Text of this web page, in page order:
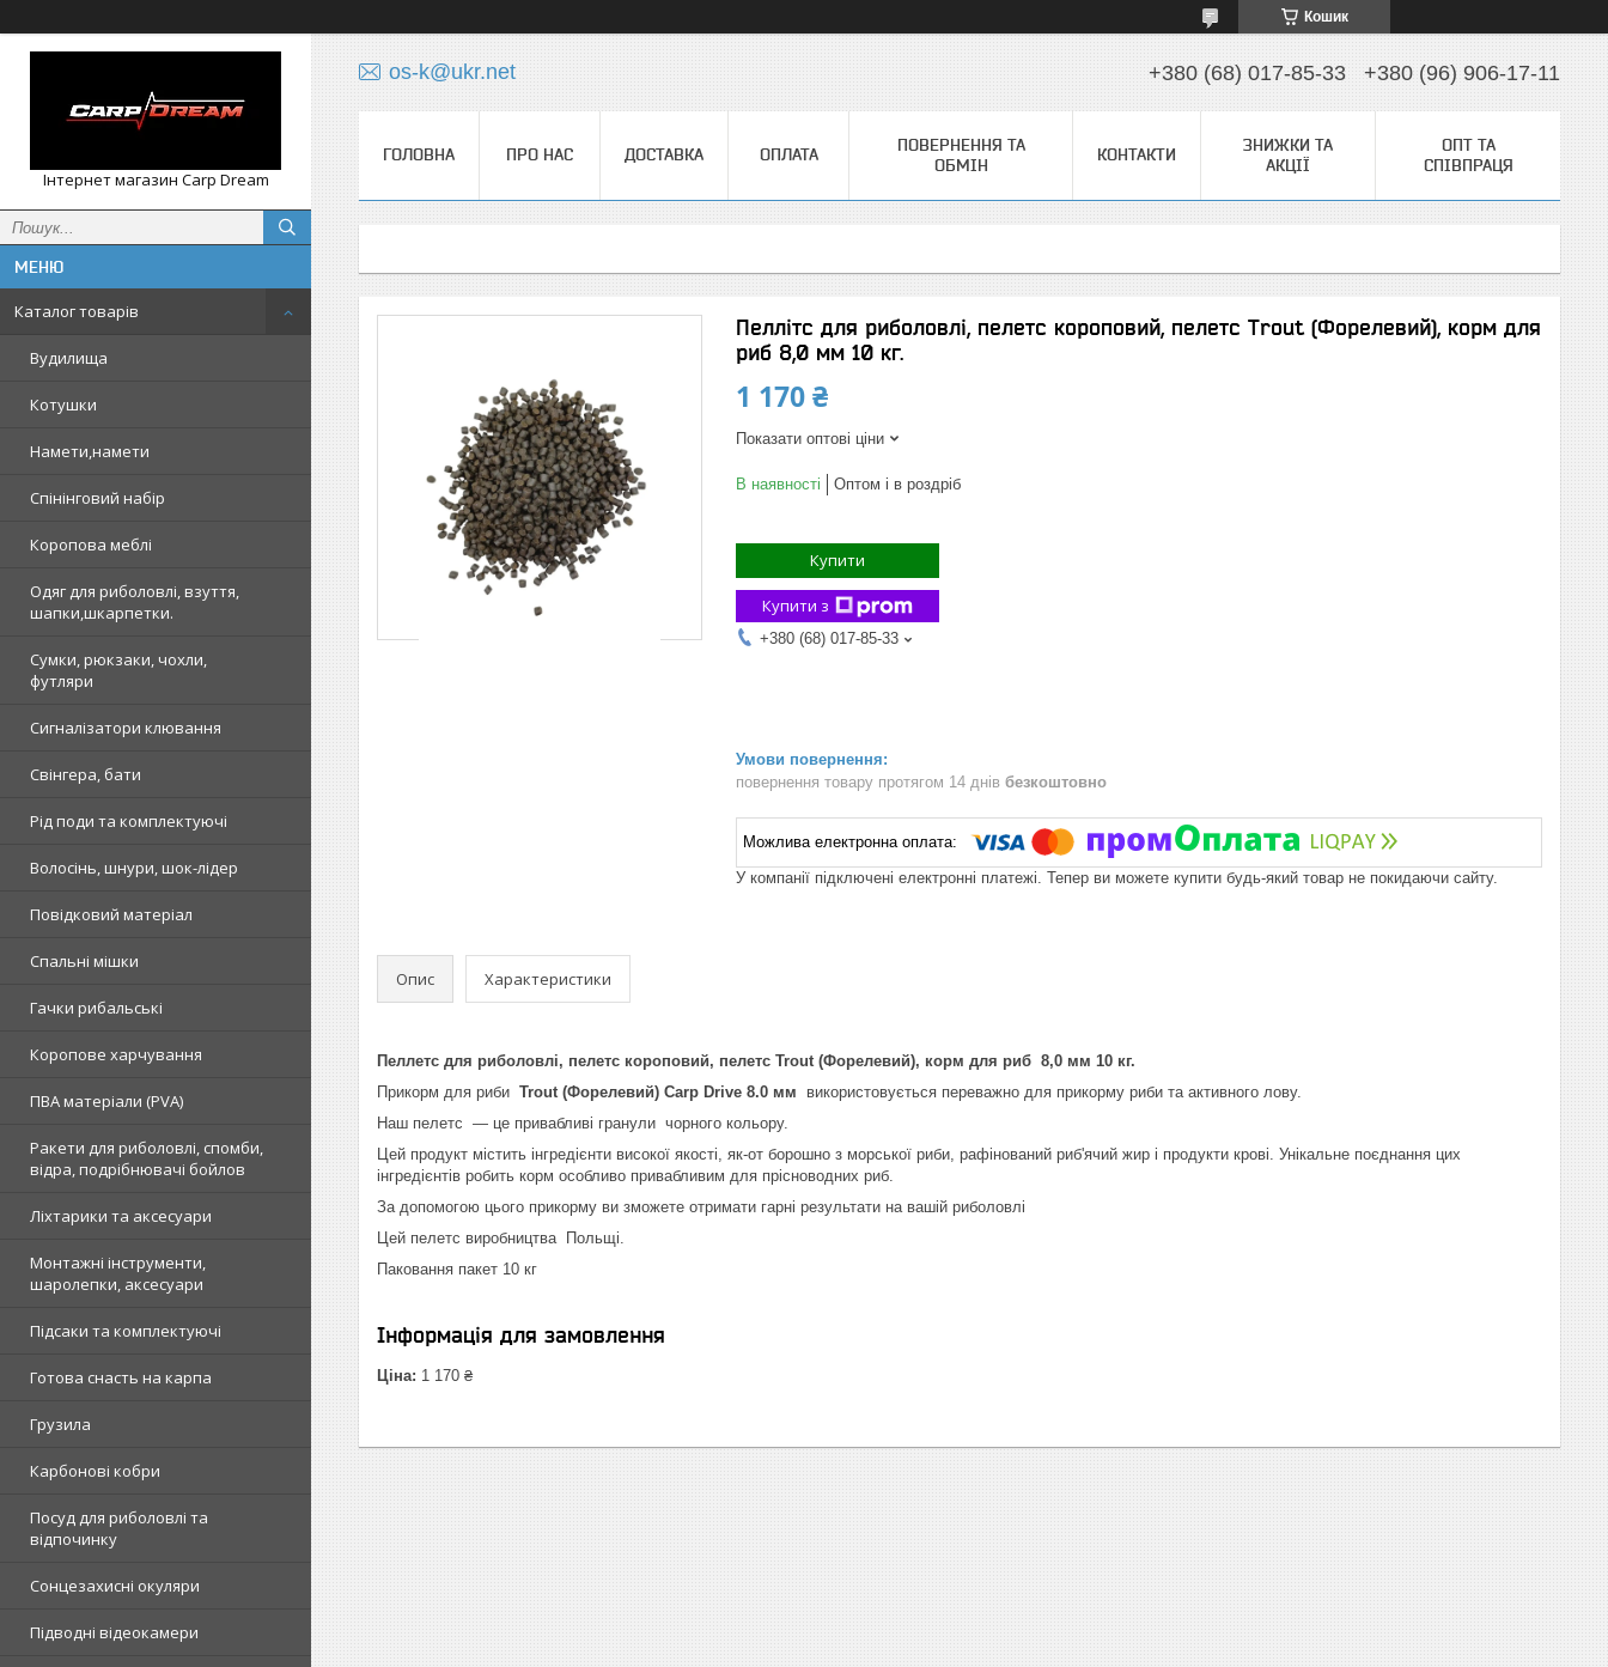
Кошик
Інтернет магазин Carp Dream
Каталог товарів
Вудилища
Котушки
Намети,намети
Спінінговий набір
Коропова меблі
Одяг для риболовлі, взуття,
шапки,шкарпетки.
Сумки, рюкзаки, чохли,
футляри
Сигналізатори клювання
Свінгера, бати
Рід поди та комплектуючі
Волосінь, шнури, шок-лідер
Повідковий матеріал
Спальні мішки
Гачки рибальські
Коропове харчування
ПВА матеріали (PVA)
Ракети для риболовлі, спомби,
відра, подрібнювачі бойлов
Ліхтарики та аксесуари
Монтажні інструменти,
шаролепки, аксесуари
Підсаки та комплектуючі
Готова снасть на карпа
Грузила
Карбонові кобри
Посуд для риболовлі та
відпочинку
Сонцезахисні окуляри
Підводні відеокамери
os-k@ukr.net +380 (68) 017-85-33 +380 (96) 906-17-11
ГОЛОВНА ПРО НАС ДОСТАВКА ОПЛАТА
ПОВЕРНЕННЯ ТА
ОБМІН
КОНТАКТИ
ЗНИЖКИ ТА
АКЦІЇ
ОПТ ТА
СПІВПРАЦЯ
Пеллітс для риболовлі, пелетс короповий, пелетс Trout (Форелевий), корм для
риб 8,0 мм 10 кг.
1 170 ₴
Показати оптові ціни
В наявності Оптом і в роздріб
Купити
Купити з
+380 (68) 017-85-33
повернення товару протягом 14 днів безкоштовно
У компанії підключені електронні платежі. Тепер ви можете купити будь-який товар не покидаючи сайту.
Опис Характеристики
Пеллетс для риболовлі, пелетс короповий, пелетс Trout (Форелевий), корм для риб 8,0 мм 10 кг.
Прикорм для риби Trout (Форелевий) Carp Drive 8.0 мм
використовується переважно для прикорму риби та активного лову.
Наш пелетс — це привабливі гранули чорного кольору.
Цей продукт містить інгредієнти високої якості, як-от борошно з морської риби, рафінований риб'ячий жир і продукти крові. Унікальне поєднання цих
інгредієнтів робить корм особливо привабливим для прісноводних риб.
За допомогою цього прикорму ви зможете отримати гарні результати на вашій риболовлі
Цей пелетс виробництва Польщі.
Паковання пакет 10 кг
Інформація для замовлення
Ціна: 1 170 ₴